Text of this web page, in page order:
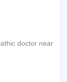
doctor near